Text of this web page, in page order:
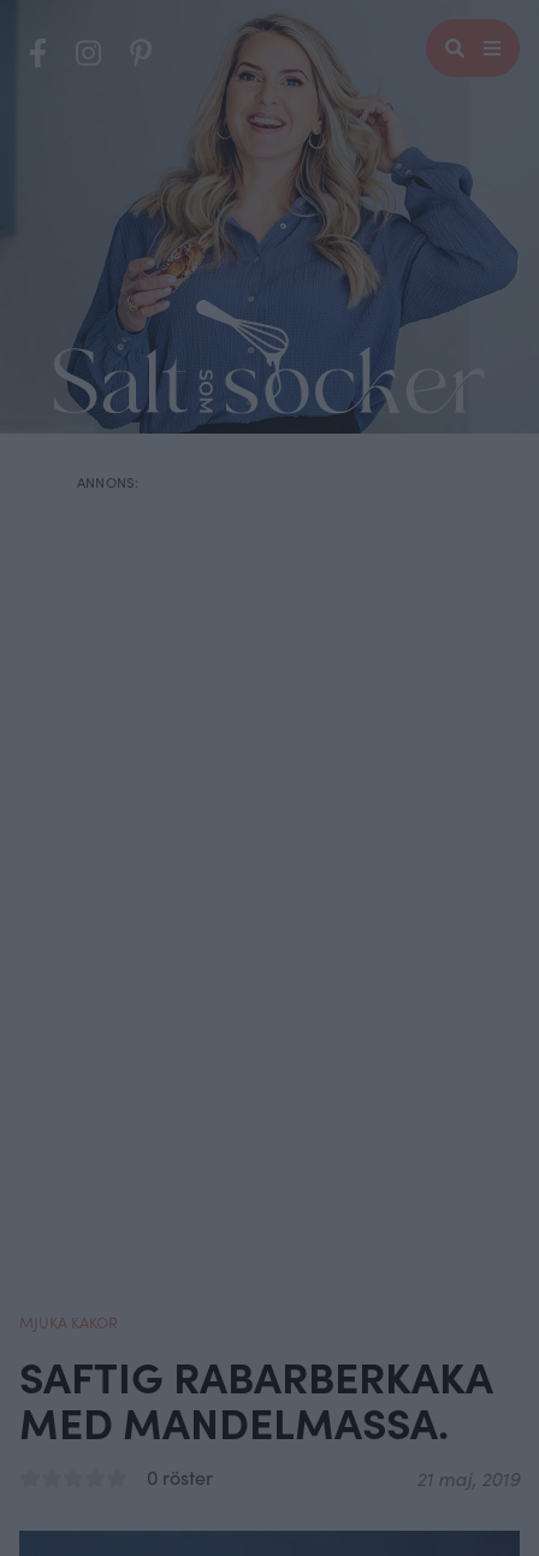
MJUKA KAKOR
SAFTIG RABARBERKAKA
MED MANDELMASSA.
0 röster 21 maj, 2019